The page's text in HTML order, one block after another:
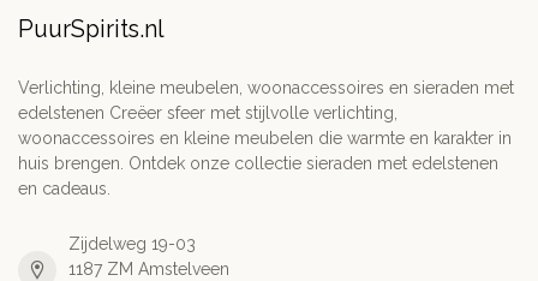
PuurSpirits.nl
Verlichting, kleine meubelen, woonaccessoires en sieraden met
edelstenen Creëer sfeer met stijlvolle verlichting,
woonaccessoires en kleine meubelen die warmte en karakter in
huis brengen. Ontdek onze collectie sieraden met edelstenen
en cadeaus.
Zijdelweg 19-03
1187 ZM Amstelveen